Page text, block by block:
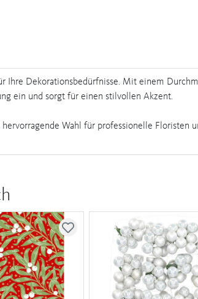
Dekorationsbedürfnisse. Mit einem
ein und sorgt für einen stilvollen Akzent.
Wahl für professionelle Floristen